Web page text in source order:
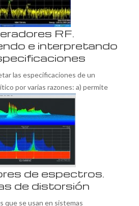
RF.
e interpretando
las especificaciones de un
por varias razones: a) permite
de espectros.
de distorsión
que se usan en sistemas